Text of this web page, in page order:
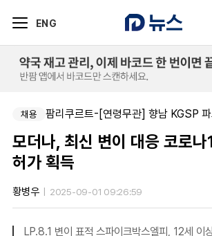
ENG
채용
모더나, 최신 변이 대응 코로
허가 획득
황병우 2025-09-01 09:26:59
LP.8.1 변이 표적 스파이크박스엘피, 12세 이